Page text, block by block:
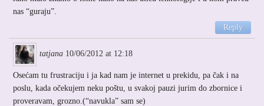
nas “guraju”.
Reply
tatjana 10/06/2012 at 12:18
Osećam tu frustraciju i ja kad nam je internet u prekidu, pa čak i na
poslu, kada očekujem neku poštu, u svakoj pauzi jurim do zbornice i
proveravam, grozno.(“navukla” sam se)